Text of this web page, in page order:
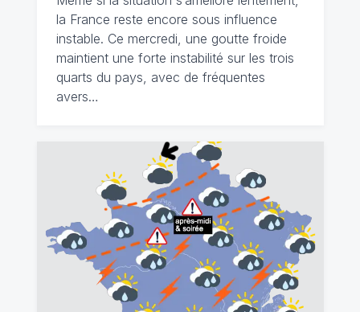
la France reste encore sous influence
instable. Ce mercredi, une goutte froide
maintient une forte instabilité sur les trois
quarts du pays, avec de fréquentes
avers…